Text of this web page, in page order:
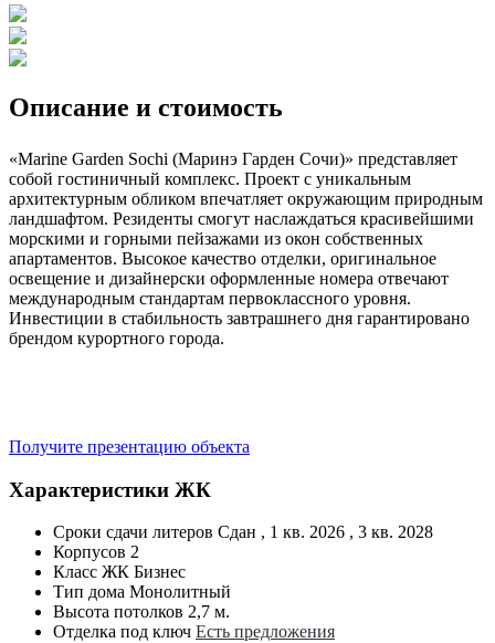
Описание и стоимость
«Marine Garden Sochi (Маринэ Гарден Сочи)» представляет
собой гостиничный комплекс. Проект с уникальным
архитектурным обликом впечатляет окружающим природным
ландшафтом. Резиденты смогут наслаждаться красивейшими
морскими и горными пейзажами из окон собственных
апартаментов. Высокое качество отделки, оригинальное
освещение и дизайнерски оформленные номера отвечают
международным стандартам первоклассного уровня.
Инвестиции в стабильность завтрашнего дня гарантировано
брендом курортного города.
Получите презентацию объекта
Характеристики ЖК
Сроки сдачи литеров Сдан , 1 кв. 2026 , 3 кв. 2028
Корпусов 2
Класс ЖК Бизнес
Тип дома Монолитный
Высота потолков 2,7 м.
Отделка под ключ Есть предложения